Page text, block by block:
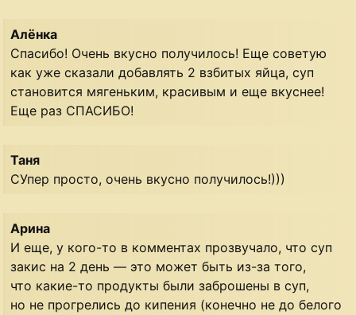
Алёнка
Спасибо! Очень вкусно получилось! Еще советую
как уже сказали добавлять 2 взбитых яйца, суп
становится мягеньким, красивым и еще вкуснее!
Еще раз СПАСИБО!
Таня
СУпер просто, очень вкусно получилось!)))
Арина
И еще, у кого-то в комментах прозвучало, что суп
закис на 2 день — это может быть из-за того,
что какие-то продукты были заброшены в суп,
но не прогрелись до кипения (конечно не до белого